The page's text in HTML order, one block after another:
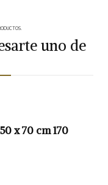
uno de
x 70 cm 170